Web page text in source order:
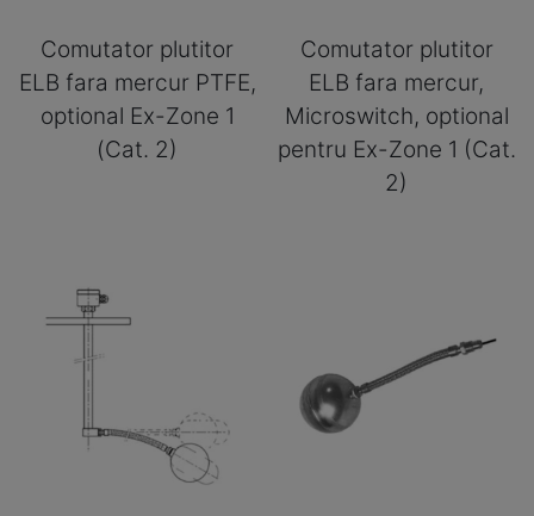
Comutator plutitor
ELB fara mercur PTFE,
optional Ex-Zone 1
(Cat. 2)
Comutator plutitor
ELB fara mercur,
Microswitch, optional
pentru Ex-Zone 1 (Cat.
2)